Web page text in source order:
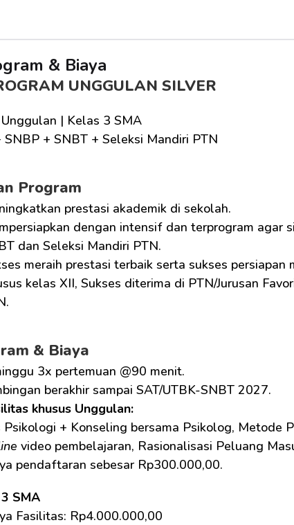
& Biaya
UNGGULAN SILVER
| Kelas 3 SMA
SNBP + SNBT + Seleksi Mandiri PTN
Program
prestasi akademik di sekolah.
dengan intensif dan terprogram agar
dan Seleksi Mandiri PTN.
meraih prestasi terbaik serta sukses persiapan
kelas XII, Sukses diterima di PTN/Jurusan
& Biaya
3x pertemuan @90 menit.
berakhir sampai SAT/UTBK-SNBT 2027.
khusus Unggulan:
Psikologi + Konseling bersama Psikolog, Metode
video pembelajaran, Rasionalisasi Peluang
pendaftaran sebesar Rp300.000,00.
SMA
Fasilitas: Rp4.000.000,00